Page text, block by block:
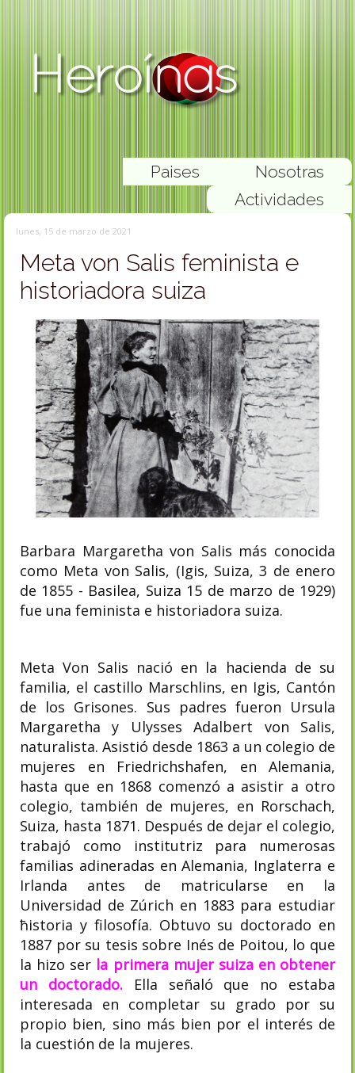
Nosotras
Paises
Actividades
lunes, 15 de marzo de 2021
Meta von Salis feminista e
historiadora suiza
Barbara Margaretha von Salis más conocida
como Meta von Salis, (Igis, Suiza, 3 de enero
de 1855 - Basilea, Suiza 15 de marzo de 1929)
fue una feminista e historiadora suiza.
Meta Von Salis nació en la hacienda de su
familia, el castillo Marschlins, en Igis, Cantón
de los Grisones. Sus padres fueron Ursula
Margaretha y Ulysses Adalbert von Salis,
naturalista. Asistió desde 1863 a un colegio de
mujeres en Friedrichshafen, en Alemania,
hasta que en 1868 comenzó a asistir a otro
colegio, también de mujeres, en Rorschach,
Suiza, hasta 1871. Después de dejar el colegio,
trabajó como institutriz para numerosas
familias adineradas en Alemania, Inglaterra e
Irlanda antes de matricularse en la
Universidad de Zúrich en 1883 para estudiar
ħistoria y filosofía. Obtuvo su doctorado en
1887 por su tesis sobre Inés de Poitou, lo que
la hizo ser la primera mujer suiza en obtener
un doctorado.​Ella señaló que no estaba
interesada en completar su grado por su
propio bien, sino más bien por el interés de
la cuestión de la mujeres.